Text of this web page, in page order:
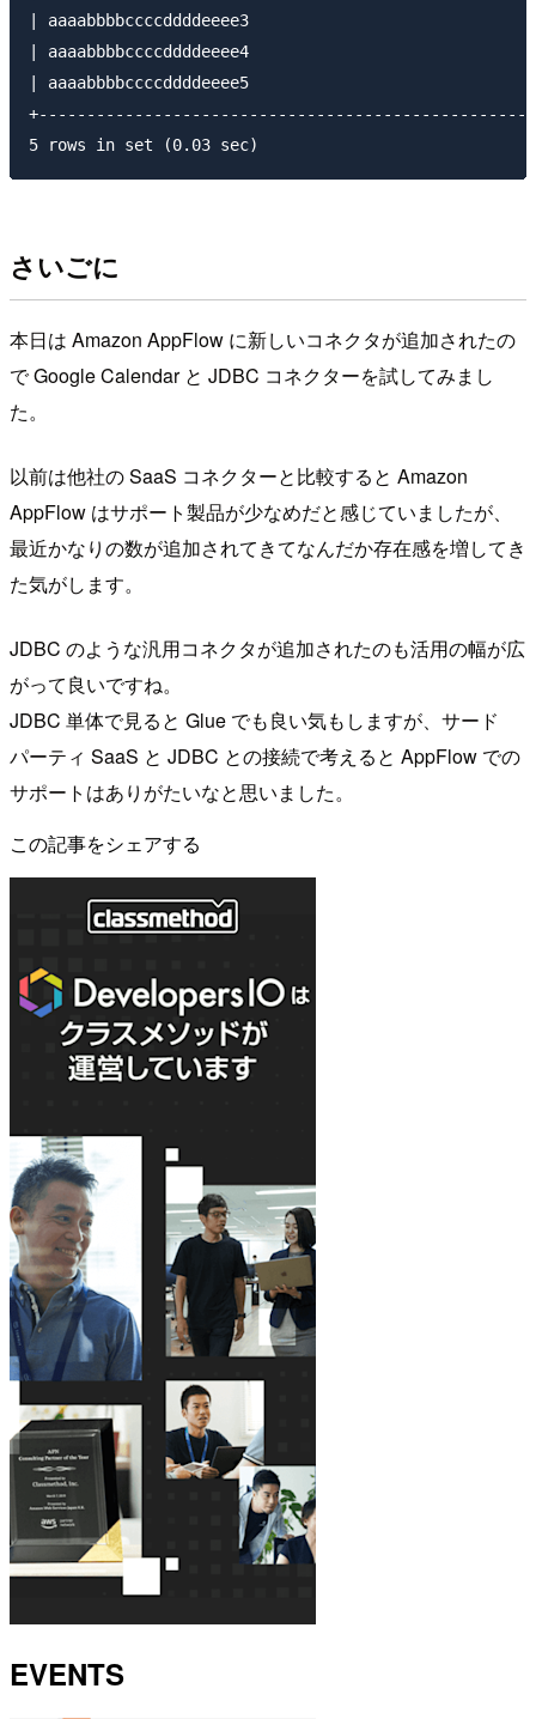
| aaaabbbbccccddddeeee3
| aaaabbbbccccddddeeee4
| aaaabbbbccccddddeeee5
さいごに
本日は Amazon AppFlow に新しいコネクタが追加されたの
で Google Calendar と JDBC コネクターを試してみまし
た。
以前は他社の SaaS コネクターと比較すると Amazon
AppFlow はサポート製品が少なめだと感じていましたが、
最近かなりの数が追加されてきてなんだか存在感を増してき
た気がします。
JDBC のような汎用コネクタが追加されたのも活用の幅が広
がって良いですね。
JDBC 単体で見ると Glue でも良い気もしますが、サード
パーティ SaaS と JDBC との接続で考えると AppFlow での
サポートはありがたいなと思いました。
この記事をシェアする
EVENTS